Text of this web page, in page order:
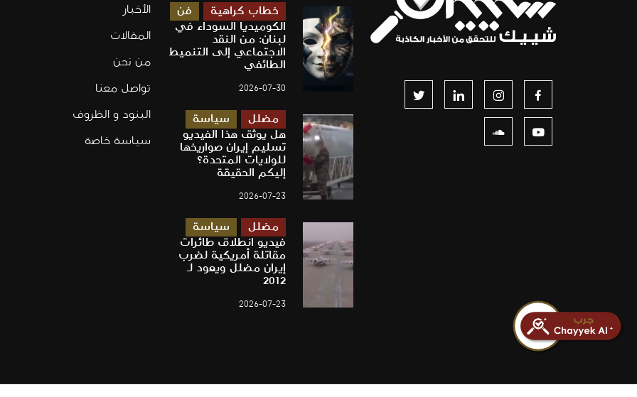
خطاب كراهية
فن
الكوميديا السوداء في
لبنان: من النقد
الاجتماعي إلى التنميط
الطائفي
2026-07-30
مضلل
سياسة
هل يوثق هذا الفيديو
تسليم إيران صواريخها
للولايات المتحدة؟
إليكم الحقيقة
2026-07-23
مضلل
سياسة
فيديو انطلاق طائرات
مقاتلة أمريكية لضرب
إيران مضلل ويعود لـ
2012
2026-07-23
الأخبار
المقالات
من نحن
تواصل معنا
البنود و الظروف
سياسة خاصة